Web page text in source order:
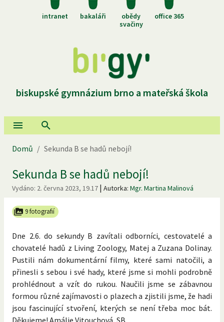
intranet bakaláři
obědy
svačiny
office 365
biskupské gymnázium brno a mateřská škola
Domů / Sekunda B se hadů nebojí!
Sekunda B se hadů nebojí!
Vydáno: 2. června 2023, 19.17 | Autorka: Mgr. Martina Malinová
9 fotografií
Dne 2.6. do sekundy B zavítali odborníci, cestovatelé a
chovatelé hadů z Living Zoology, Matej a Zuzana Dolinay.
Pustili nám dokumentární filmy, které sami natočili, a
přinesli s sebou i své hady, které jsme si mohli podrobně
prohlédnout a vzít do rukou. Naučili jsme se zábavnou
formou různé zajímavosti o plazech a zjistili jsme, že hadi
jsou fascinující stvoření, kterých se není třeba moc bát.
Děkujeme! Amálie Vitouchová, SB